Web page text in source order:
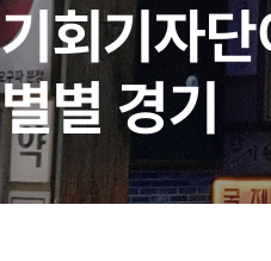
기회기자
별별 경기